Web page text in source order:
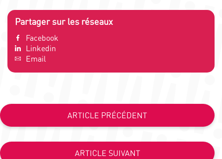
Partager sur les réseaux
Facebook
Linkedin
Email
ARTICLE PRÉCÉDENT
ARTICLE SUIVANT